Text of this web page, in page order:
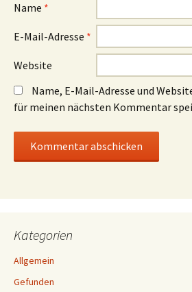
Name *
E-Mail-Adresse *
Website
Name, E-Mail-Adresse und
für meinen nächsten Kommentar
Kategorien
Allgemein
Gefunden